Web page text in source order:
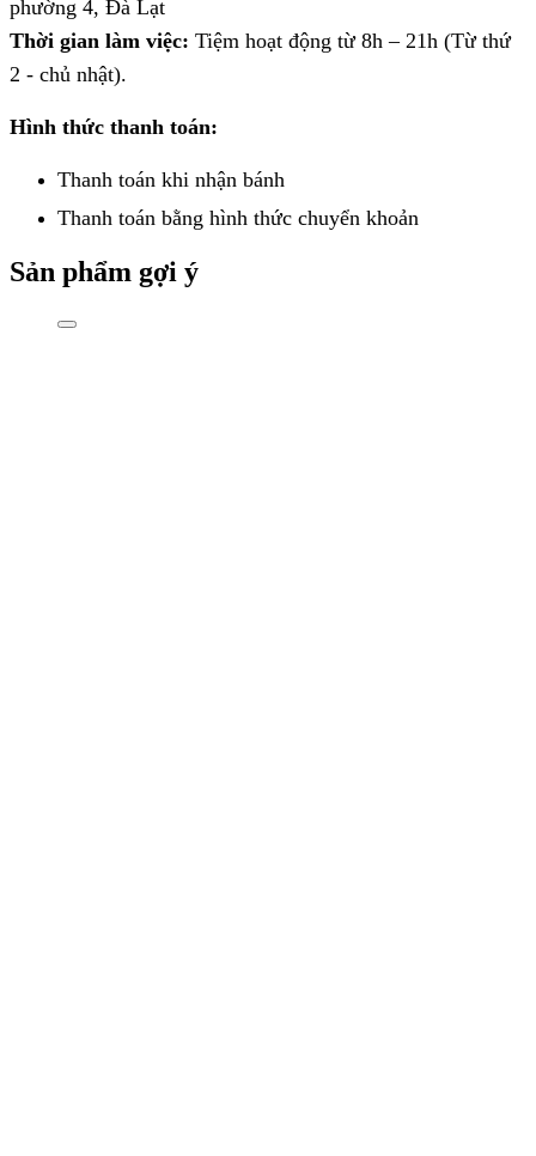
phường 4, Đà Lạt
Thời gian làm việc: Tiệm hoạt động từ 8h – 21h (Từ thứ
2 - chủ nhật).
Hình thức thanh toán:
Thanh toán khi nhận bánh
Thanh toán bằng hình thức chuyển khoản
Sản phẩm gợi ý